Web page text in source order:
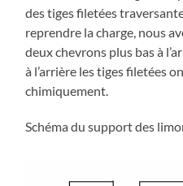
des tiges filetées
reprendre la charge, nous
deux chevrons plus bas à
à l’arrière les tiges filetées
chimiquement.
Schéma du support des